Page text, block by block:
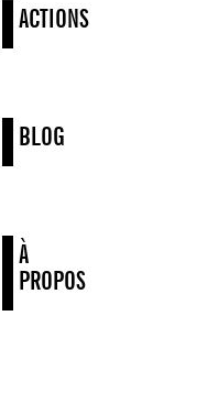
ACTIONS
BLOG
À
PROPOS